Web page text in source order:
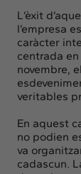
L’èxit
l’empresa
caràcter
centrada
novembre,
veritables
En aquest
no podien
va
cadascun.